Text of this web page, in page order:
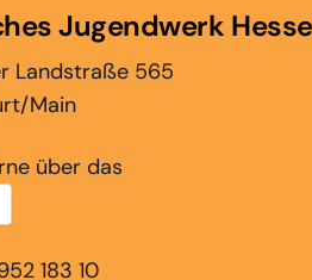
Jugendwerk
Landstraße 565
Main
über das
183 10